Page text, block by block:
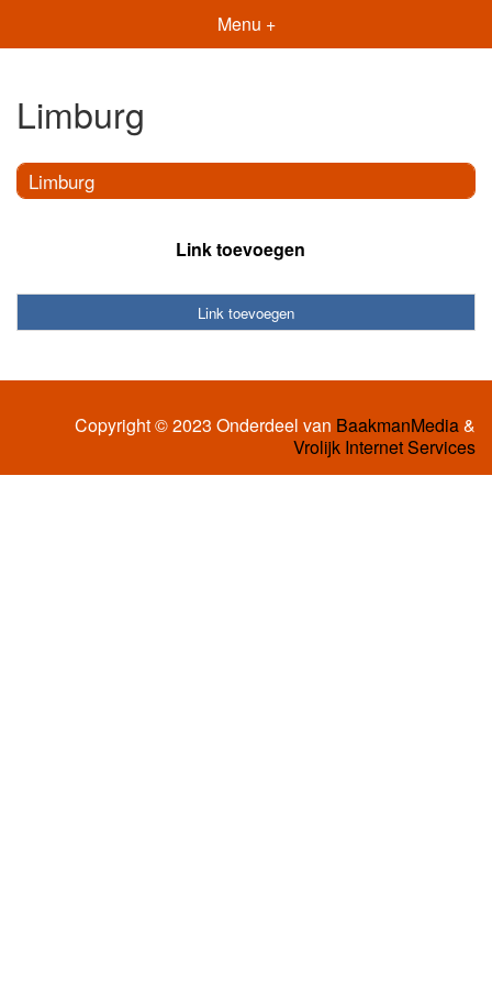
Menu +
Limburg
Limburg
Link toevoegen
Link toevoegen
Copyright © 2023 Onderdeel van BaakmanMedia&
Vrolijk Internet Services